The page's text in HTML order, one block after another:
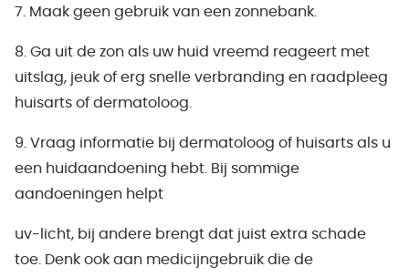
7. Maak geen gebruik van een zonnebank.
8. Ga uit de zon als uw huid vreemd reageert met
uitslag, jeuk of erg snelle verbranding en raadpleeg
huisarts of dermatoloog.
9. Vraag informatie bij dermatoloog of huisarts als u
een huidaandoening hebt. Bij sommige
aandoeningen helpt
uv-licht, bij andere brengt dat juist extra schade
toe. Denk ook aan medicijngebruik die de